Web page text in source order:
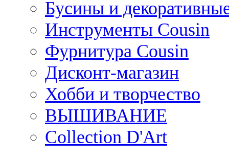
Бусины и
Инструменты Cousin
Фурнитура Cousin
Дисконт-магазин
Хобби и творчество
ВЫШИВАНИЕ
Collection D'Art